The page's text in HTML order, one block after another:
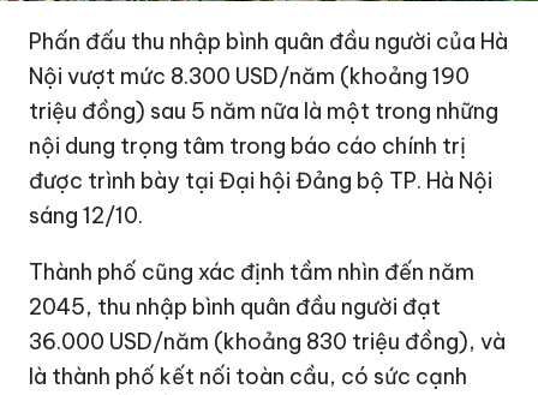
Phấn đấu thu nhập bình quân đầu người của Hà
Nội vượt mức 8.300 USD/năm (khoảng 190
triệu đồng) sau 5 năm nữa là một trong những
nội dung trọng tâm trong báo cáo chính trị
được trình bày tại Đại hội Đảng bộ TP. Hà Nội
sáng 12/10.
Thành phố cũng xác định tầm nhìn đến năm
2045, thu nhập bình quân đầu người đạt
36.000 USD/năm (khoảng 830 triệu đồng), và
là thành phố kết nối toàn cầu, có sức cạnh